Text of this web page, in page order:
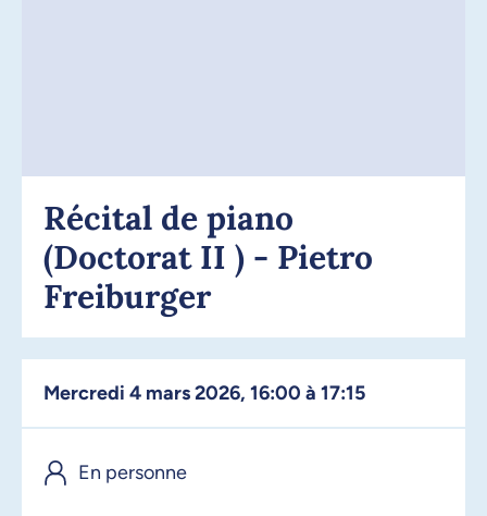
Récital de piano
(Doctorat II ) - Pietro
Freiburger
mercredi 4 mars 2026, 16:00 à 17:15
En personne